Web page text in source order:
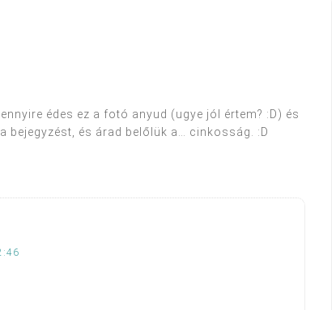
édes ez a fotó anyud (ugye jól értem? :D) és
bejegyzést, és árad belőlük a… cinkosság. :D